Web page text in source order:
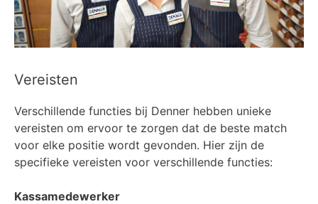
Vereisten
Verschillende functies bij Denner hebben unieke
vereisten om ervoor te zorgen dat de beste match
voor elke positie wordt gevonden. Hier zijn de
specifieke vereisten voor verschillende functies:
Kassamedewerker